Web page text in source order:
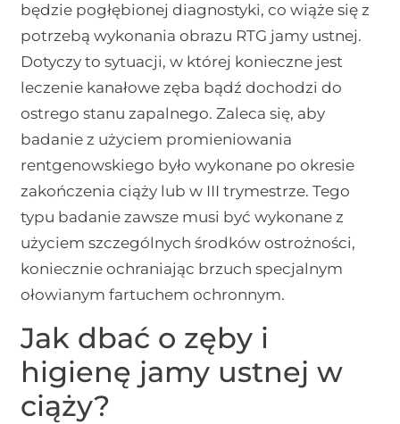
będzie pogłębionej diagnostyki, co wiąże się z
potrzebą wykonania obrazu RTG jamy ustnej.
Dotyczy to sytuacji, w której konieczne jest
leczenie kanałowe zęba bądź dochodzi do
ostrego stanu zapalnego. Zaleca się, aby
badanie z użyciem promieniowania
rentgenowskiego było wykonane po okresie
zakończenia ciąży lub w III trymestrze. Tego
typu badanie zawsze musi być wykonane z
użyciem szczególnych środków ostrożności,
koniecznie ochraniając brzuch specjalnym
ołowianym fartuchem ochronnym.
Jak dbać o zęby i
higienę jamy ustnej w
ciąży?